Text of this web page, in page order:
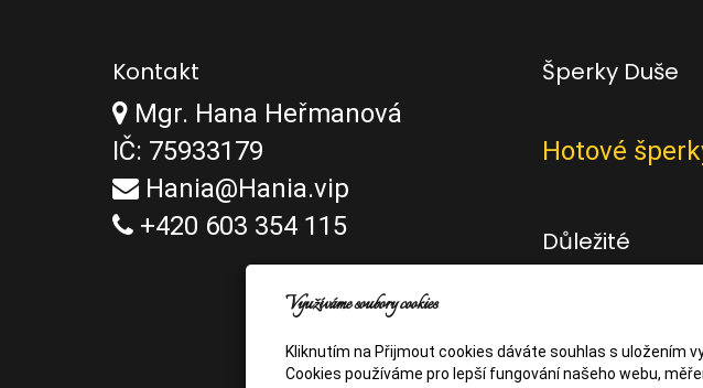
Kontakt
Mgr. Hana Heřmanová
IČ: 75933179
Hania@Hania.vip
+420 603 354 115
Šperky Duše
Hotové
Důležité
Využíváme soubory cookies
Kliknutím na Přijmout cookies dáváte souhlas s uložením
Cookies používáme pro lepší fungování našeho webu,